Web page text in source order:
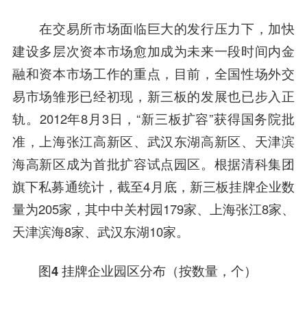
在交易所市场面临巨大的发行压力下，加快
建设多层次资本市场愈加成为未来一段时间内金
融和资本市场工作的重点，目前，全国性场外交
易市场雏形已经初现，新三板的发展也已步入正
轨。2012年8月3日，“新三板扩容”获得国务院批
准，上海张江高新区、武汉东湖高新区、天津滨
海高新区成为首批扩容试点园区。根据清科集团
旗下私募通统计，截至4月底，新三板挂牌企业数
量为205家，其中中关村园179家、上海张江8家、
天津滨海8家、武汉东湖10家。
图4 挂牌企业园区分布（按数量，个）